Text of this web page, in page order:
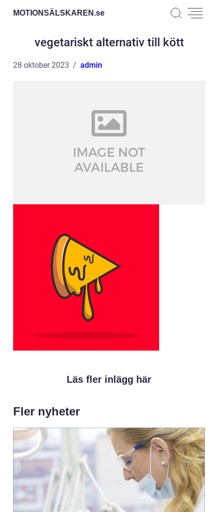
MOTIONSÄLSKAREN.se
vegetariskt alternativ till kött
28 oktober 2023 admin
Läs fler inlägg här
Fler nyheter